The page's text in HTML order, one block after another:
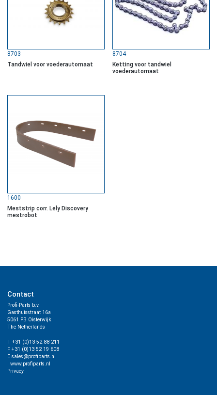
8703
Tandwiel voor voederautomaat
8704
Ketting voor tandwiel
voederautomaat
1600
Meststrip corr. Lely Discovery
mestrobot
Contact
Profi-Parts b.v.
Gasthuisstraat 16a
5061 PB Oisterwijk
The Netherlands
T +31 (0)13 52 88 211
F +31 (0)13 52 19 608
E sales@profiparts.nl
I www.profiparts.nl
Privacy